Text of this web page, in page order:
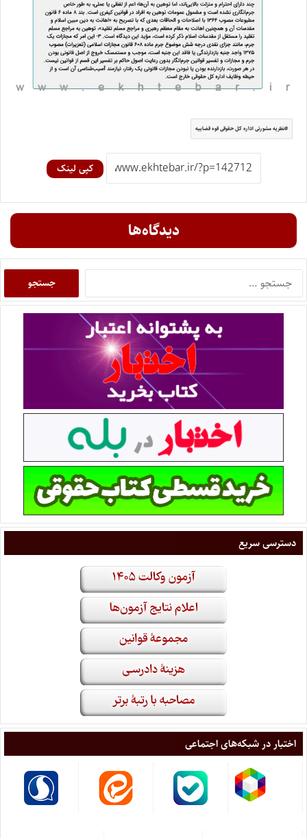
نظریه مشورتی اداره کل حقوقی قوه قضاییه
کپی لینک
دیدگاه‌ها
دسترسی سریع
اختبار در شبکه‌های اجتماعی